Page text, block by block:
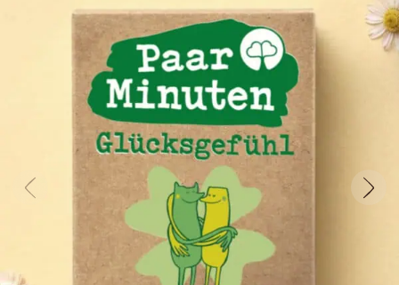
Statistiken & Analyse
Erlaubt uns, anonymisierte Daten über das
Nutzerverhalten zu sammeln, um unseren Shop stetig
zu verbessern.
Marketing & Tracking
Wird verwendet, um dir für dich relevante Inhalte und
Werbung anzuzeigen (z.B. Facebook Pixel, Pinterest).
Auswahl speichern Alle akzeptieren